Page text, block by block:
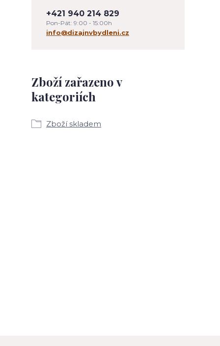
Zboží zařazeno v
kategoriích
Zboží skladem
+421 940 214 829
Pon-Pát: 9:00 - 15:00h
info@dizajnvbydleni.cz